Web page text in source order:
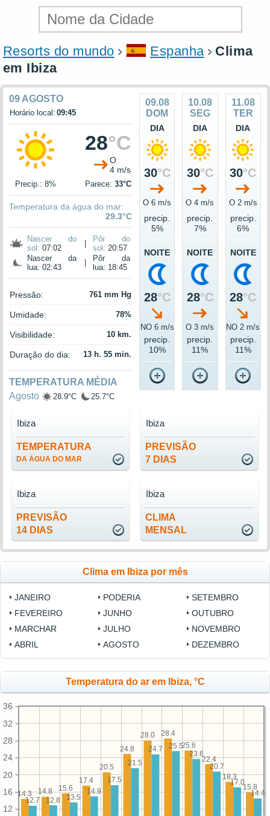
Resorts do mundo Espanha
Clima
em Ibiza
09 AGOSTO
Horário local: 09:45
28°C
O
4 m/s
Precip.: 8% Parece: 33°C
Temperatura da água do mar:
29.3°C
Nascer do
sol: 07:02
Pôr do
sol: 20:57
Nascer da
lua: 02:43
Pôr da
lua: 18:45
Pressão: 761 mm Hg
Umidade: 78%
Visibilidade: 10 km.
Duração do dia: 13 h. 55 min.
TEMPERATURA MÉDIA
Agosto
28.9°C 25.7°C
09.08
DOM
DIA
30°C
O 6 m/s
precip.
5%
NOITE
28°C
NO 6 m/s
precip.
10%
10.08
SEG
DIA
30°C
O 4 m/s
precip.
7%
NOITE
28°C
O 3 m/s
precip.
11%
11.08
TER
DIA
30°C
O 2 m/s
precip.
6%
NOITE
28°C
NO 2 m/s
precip.
11%
TEMPERATURA
DA ÁGUA DO MAR
Ibiza
PREVISÃO
7 DIAS
Ibiza
PREVISÃO
14 DIAS
Ibiza
CLIMA
MENSAL
Ibiza
Clima em Ibiza por mês
JANEIRO
FEVEREIRO
MARCHAR
ABRIL
PODERIA
JUNHO
JULHO
AGOSTO
SETEMBRO
OUTUBRO
NOVEMBRO
DEZEMBRO
Temperatura do ar em Ibiza, °C
12
16
20
24
28
32
36
15.8
18.3
22.4
25.6
28.4
28.0
24.8
20.5
17.4
15.6
14.8
14.3 14.4
17.0
20.7
23.6
25.5
24.7
21.5
17.5
14.9
13.5
12.8
12.7